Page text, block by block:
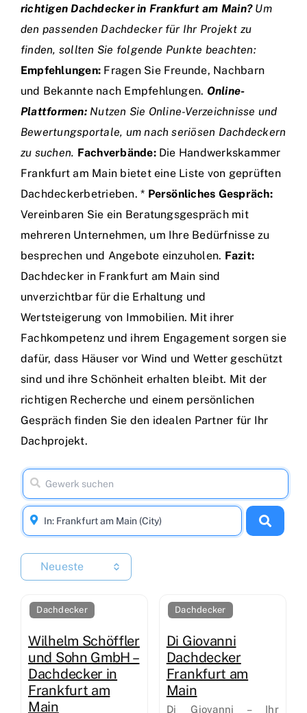
richtigen Dachdecker in Frankfurt am Main?Um
den passenden Dachdecker für Ihr Projekt zu
finden, sollten Sie folgende Punkte beachten:
Empfehlungen: Fragen Sie Freunde, Nachbarn
und Bekannte nach Empfehlungen. Online-
Plattformen:Nutzen Sie Online-Verzeichnisse und
Bewertungsportale, um nach seriösen Dachdeckern
zu suchen. Fachverbände:Die Handwerkskammer
Frankfurt am Main bietet eine Liste von geprüften
Dachdeckerbetrieben. * Persönliches Gespräch:
Vereinbaren Sie ein Beratungsgespräch mit
mehreren Unternehmen, um Ihre Bedürfnisse zu
besprechen und Angebote einzuholen. Fazit:
Dachdecker in Frankfurt am Main sind
unverzichtbar für die Erhaltung und
Wertsteigerung von Immobilien. Mit ihrer
Fachkompetenz und ihrem Engagement sorgen sie
dafür, dass Häuser vor Wind und Wetter geschützt
sind und ihre Schönheit erhalten bleibt. Mit der
richtigen Recherche und einem persönlichen
Gespräch finden Sie den idealen Partner für Ihr
Dachprojekt.
Neueste
Dachdecker
Wilhelm Schöffler
und Sohn GmbH –
Dachdecker in
Frankfurt am
Main
Dachdecker
Di Giovanni
Dachdecker
Frankfurt am
Main
Di Giovanni – Ihr